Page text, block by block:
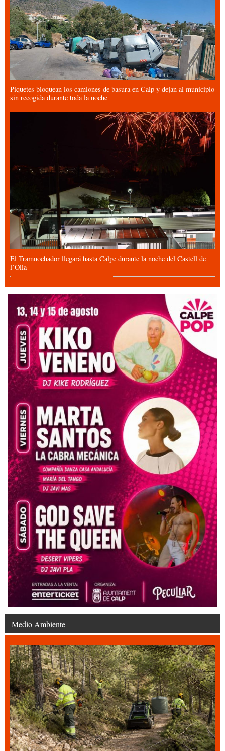
Piquetes bloquean los camiones de basura en Calp y dejan al municipio
sin recogida durante toda la noche
El Tramnochador llegará hasta Calpe durante la noche del Castell de
l’Olla
Medio Ambiente